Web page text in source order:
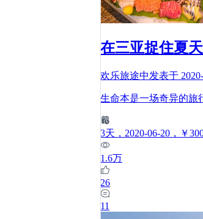
在三亚捉住夏
欢乐旅途中发表于
生命本是一场奇异的旅
3天 ，2020-06-20 ，￥
1.6万
26
11